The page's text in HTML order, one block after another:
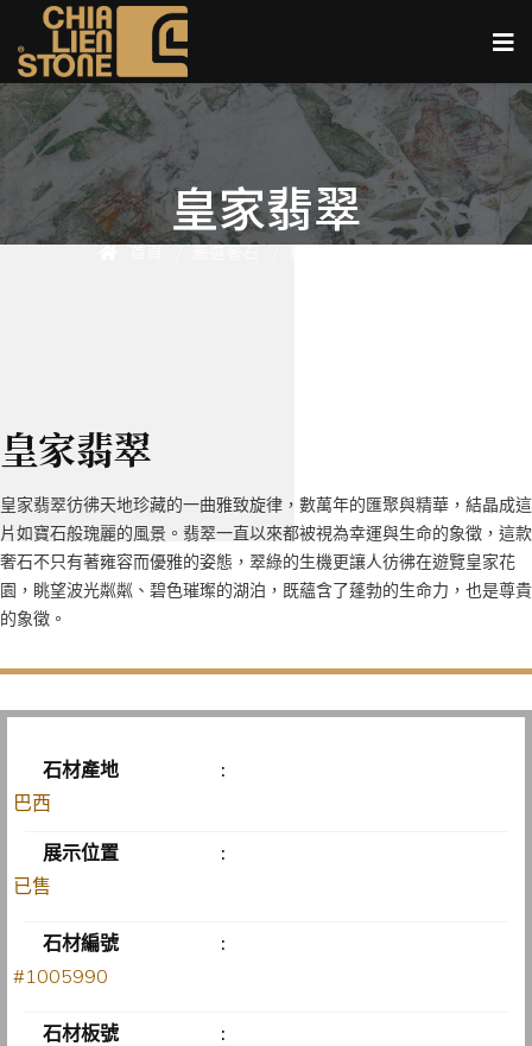
皇家翡翠
首頁 嚴選奢石 春 Spring Collection
皇家翡翠
皇家翡翠彷彿天地珍藏的一曲雅致旋律，數萬年的匯聚與精華，結晶成這
片如寶石般瑰麗的風景。翡翠一直以來都被視為幸運與生命的象徵，這款
奢石不只有著雍容而優雅的姿態，翠綠的生機更讓人彷彿在遊覽皇家花
園，眺望波光粼粼、碧色璀璨的湖泊，既蘊含了蓬勃的生命力，也是尊貴
的象徵。
石材產地
:
巴西
展示位置
:
已售
石材編號
:
#1005990
石材板號
: